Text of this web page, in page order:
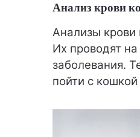
Анализ крови
Анализы крови
Их проводят
заболевания.
пойти с